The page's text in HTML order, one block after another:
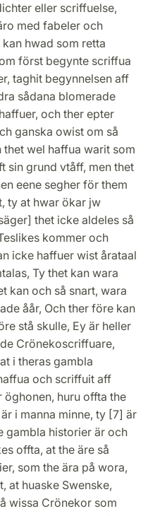
eller scriffuelse,
med fabeler och
hwad som retta
först begynte scriffua
taghit begynnelsen aff
sådana blomerade
och ther epter
ganska owist om så
thet wel haffua warit som
sin grund vtåff, men thet
eene segher för them
ty at hwar ökar jw
thet icke aldeles så
kommer och
icke haffuer wist årataal
Ty thet kan wara
kan och så snart, wara
åår, Och ther före kan
stå skulle, Ey är heller
Crönekoscriffuare,
i theras gambla
och scriffuit aff
huru offta the
i manna minne, ty [7] är
gambla historier är och
offta, at the äre så
som the ära på wora,
at huaske Swenske,
wissa Crönekor som